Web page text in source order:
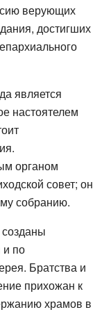
верующих
достигших
является
настоятелем
органом
совет; он
собранию.
и по
Братства и
прихожан к
храмов в